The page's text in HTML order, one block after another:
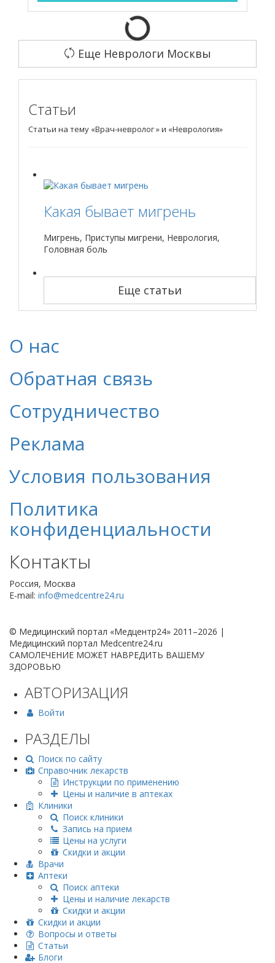
Еще Неврологи Москвы
Статьи
Статьи на тему «Врач-невролог » и «Неврология»
Какая бывает мигрень
Мигрень, Приступы мигрени, Неврология,
Головная боль
Еще статьи
О нас
Обратная связь
Сотрудничество
Реклама
Условия пользования
Политика
конфиденциальности
Контакты
Россия, Москва
E-mail: info@medcentre24.ru
© Медицинский портал «Медцентр24» 2011–2026 |
Медицинский портал Medcentre24.ru
САМОЛЕЧЕНИЕ МОЖЕТ НАВРЕДИТЬ ВАШЕМУ
ЗДОРОВЬЮ
АВТОРИЗАЦИЯ
Войти
РАЗДЕЛЫ
Поиск по сайту
Справочник лекарств
Инструкции по применению
Цены и наличие в аптеках
Клиники
Поиск клиники
Запись на прием
Цены на услуги
Скидки и акции
Врачи
Аптеки
Поиск аптеки
Цены и наличие лекарств
Скидки и акции
Скидки и акции
Вопросы и ответы
Статьи
Блоги